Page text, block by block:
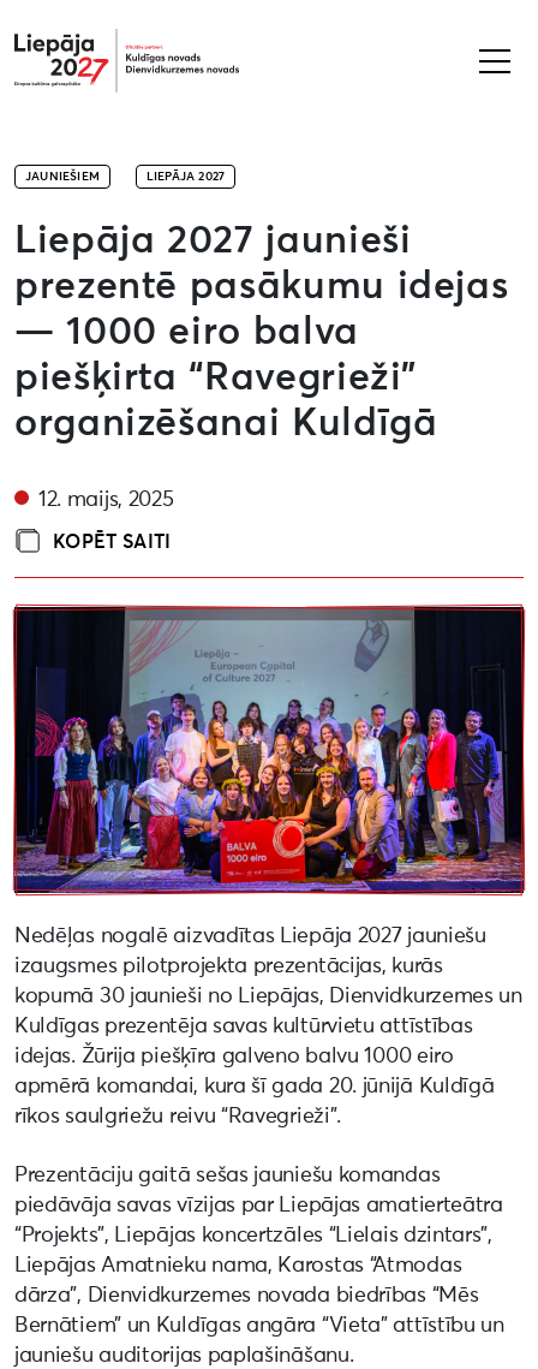
Liepāja2027
JAUNIEŠIEM LIEPĀJA 2027
Liepāja 2027 jaunieši
prezentē pasākumu idejas
— 1000 eiro balva
piešķirta “Ravegrieži”
organizēšanai Kuldīgā
12. maijs, 2025
KOPĒT SAITI
Nedēļas nogalē aizvadītas Liepāja 2027 jauniešu
izaugsmes pilotprojekta prezentācijas, kurās
kopumā 30 jaunieši no Liepājas, Dienvidkurzemes un
Kuldīgas prezentēja savas kultūrvietu attīstības
idejas. Žūrija piešķīra galveno balvu 1000 eiro
apmērā komandai, kura šī gada 20. jūnijā Kuldīgā
rīkos saulgriežu reivu “Ravegrieži”.
Prezentāciju gaitā sešas jauniešu komandas
piedāvāja savas vīzijas par Liepājas amatierteātra
“Projekts”, Liepājas koncertzāles “Lielais dzintars”,
Liepājas Amatnieku nama, Karostas “Atmodas
dārza”, Dienvidkurzemes novada biedrības “Mēs
Bernātiem” un Kuldīgas angāra “Vieta” attīstību un
jauniešu auditorijas paplašināšanu.